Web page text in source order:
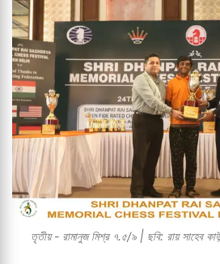
তৃতীয় - রামানুজ মিশ্র ৭.৫/৯ | ছবি: রায় সাহেব